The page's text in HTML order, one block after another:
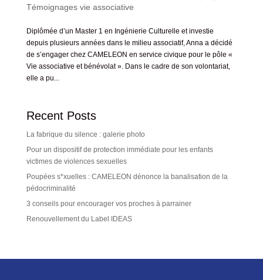
Témoignages vie associative
Diplômée d’un Master 1 en Ingénierie Culturelle et investie
depuis plusieurs années dans le milieu associatif, Anna a décidé
de s’engager chez CAMELEON en service civique pour le pôle «
Vie associative et bénévolat ». Dans le cadre de son volontariat,
elle a pu...
Recent Posts
La fabrique du silence : galerie photo
Pour un dispositif de protection immédiate pour les enfants
victimes de violences sexuelles
Poupées s*xuelles : CAMELEON dénonce la banalisation de la
pédocriminalité
3 conseils pour encourager vos proches à parrainer
Renouvellement du Label IDEAS